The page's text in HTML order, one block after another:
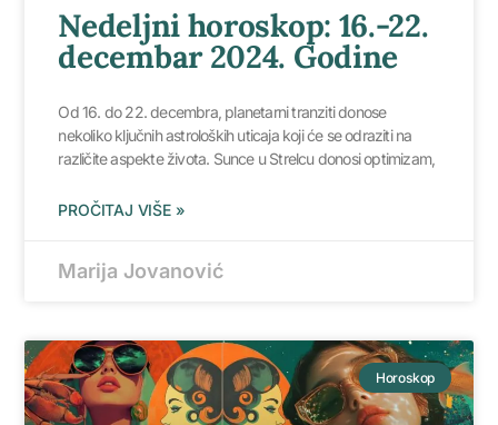
Nedeljni horoskop: 16.-22.
decembar 2024. Godine
Od 16. do 22. decembra, planetarni tranziti donose
nekoliko ključnih astroloških uticaja koji će se odraziti na
različite aspekte života. Sunce u Strelcu donosi optimizam,
PROČITAJ VIŠE »
Marija Jovanović
Horoskop